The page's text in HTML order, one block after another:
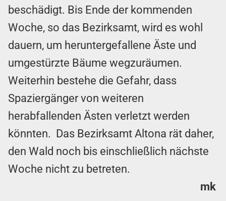
beschädigt. Bis Ende der kommenden
Woche, so das Bezirksamt, wird es wohl
dauern, um heruntergefallene Äste und
umgestürzte Bäume wegzuräumen.
Weiterhin bestehe die Gefahr, dass
Spaziergänger von weiteren
herabfallenden Ästen verletzt werden
könnten. Das Bezirksamt Altona rät daher,
den Wald noch bis einschließlich nächste
Woche nicht zu betreten.
mk